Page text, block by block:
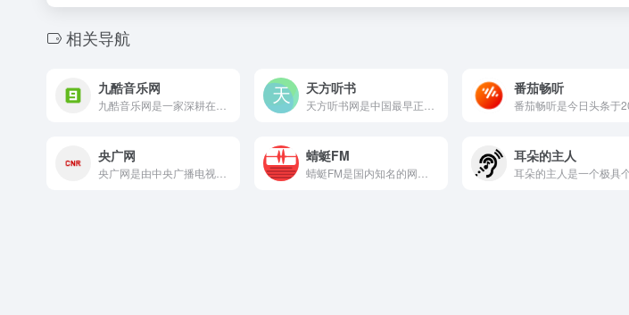
相关导航
九酷音乐网 天方听书 番茄畅听
央广网 蜻蜓FM 耳朵的主人